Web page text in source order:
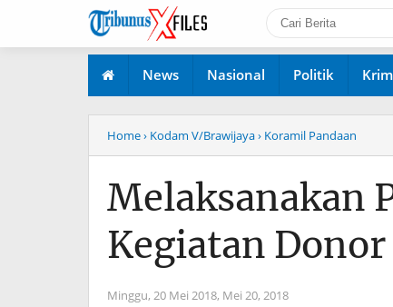
News Nasional Politik
Home› Kodam V/Brawijaya› Koramil Pandaan
Melaksanakan
Kegiatan
Minggu, 20 Mei 2018, Mei 20, 2018